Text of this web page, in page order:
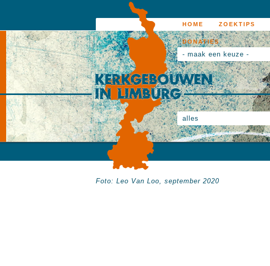
HOME ZOEKTIPS
DONATIES
- maak een keuze -
alles
Foto: Leo Van Loo, september 2020